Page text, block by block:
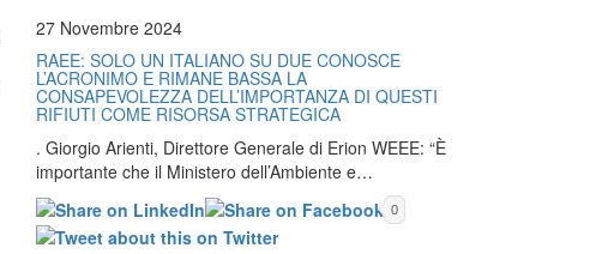
27 Novembre 2024
RAEE: SOLO UN ITALIANO SU DUE CONOSCE
L’ACRONIMO E RIMANE BASSA LA
CONSAPEVOLEZZA DELL’IMPORTANZA DI QUESTI
RIFIUTI COME RISORSA STRATEGICA
. Giorgio Arienti, Direttore Generale di Erion WEEE: “È
importante che il Ministero dell’Ambiente e…
0